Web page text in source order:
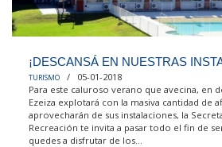
¡DESCANSÁ EN NUESTRAS
TURISMO / 05-01-2018
Para este caluroso verano que avecina, en
Ezeiza explotará con la masiva cantidad de
aprovecharán de sus instalaciones, la
Recreación te invita a pasar todo el fin de
quedes a disfrutar de los...